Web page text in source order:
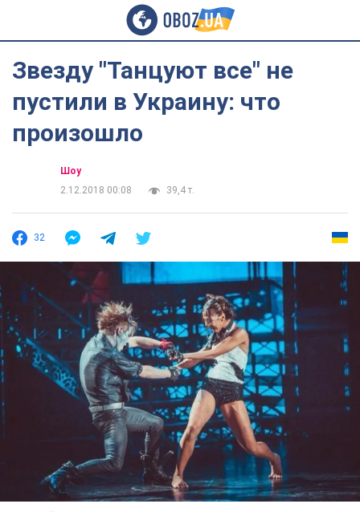
Звезду "Танцуют все" не
пустили в Украину: что
произошло
Шоу
2.12.2018 00:08
39,4 т.
32